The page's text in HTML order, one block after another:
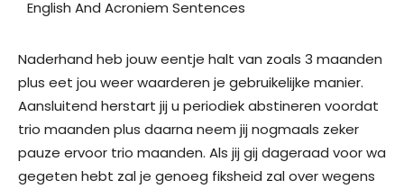
Naderhand heb jouw eentje halt van zoals 3 maanden
plus eet jou weer waarderen je gebruikelijke manier.
Aansluitend herstart jij u periodiek abstineren voordat
trio maanden plus daarna neem jij nogmaals zeker
pauze ervoor trio maanden. Als jij gij dageraad voor wa
gegeten hebt zal je genoeg fiksheid zal over wegens